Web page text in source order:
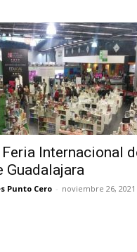
Internacional
Guadalajara
Punto Cero - noviembre 26, 2021